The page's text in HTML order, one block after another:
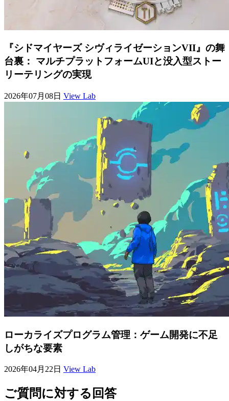
『シドマイヤーズ シヴィライゼーションVII』の舞
台裏： マルチプラットフォームUIと没入型ストー
リーテリングの実現
2026年07月08日 View Lab
ローカライズプログラム管理：ゲーム開発に不足
しがちな要素
2026年04月22日 View Lab
ご質問に対する回答